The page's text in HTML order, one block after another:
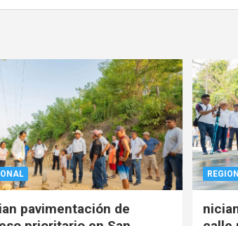
pavimentación de